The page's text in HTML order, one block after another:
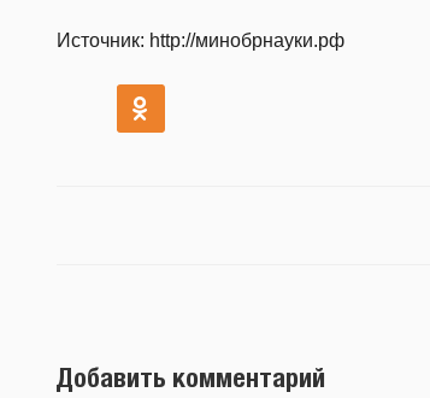
Источник: http://минобрнауки.рф
Добавить комментарий